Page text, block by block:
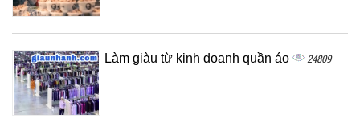
Làm giàu từ kinh doanh quần áo 24809